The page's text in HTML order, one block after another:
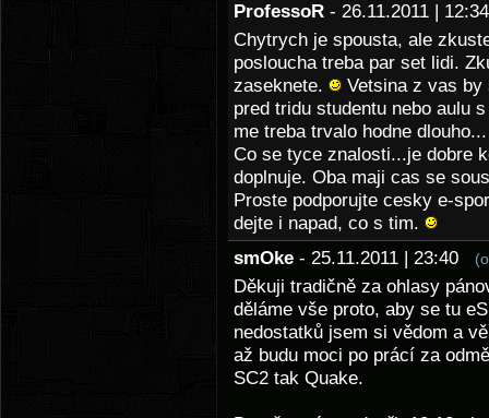
ProfessoR - 26.11.2011 |
Chytrych je spousta, ale
posloucha treba par set lidi.
zaseknete.
Vetsina z vas by
pred tridu studentu nebo aulu
me treba trvalo hodne dlouho...
Co se tyce znalosti...je dobre
doplnuje. Oba maji cas se
Proste podporujte cesky e-
dejte i napad, co s tim.
smOke - 25.11.2011 | 23:40
Děkuji tradičně za ohlasy
děláme vše proto, aby se tu
nedostatků jsem si vědom a
až budu moci po prácí za
SC2 tak Quake.